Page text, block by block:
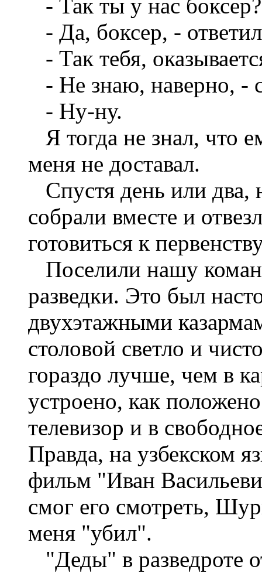
- Так ты у нас
- Да, боксер, -
- Так тебя,
- Не знаю, наверно, -
- Ну-ну.
Я тогда не знал, что
меня не доставал.
Спустя день или два,
собрали вместе и
готовиться к
Поселили нашу
разведки. Это был
двухэтажными
столовой светло и
гораздо лучше, чем в
устроено, как
телевизор и в
Правда, на узбекском
фильм "Иван
смог его смотреть,
меня "убил".
"Деды" в разведроте